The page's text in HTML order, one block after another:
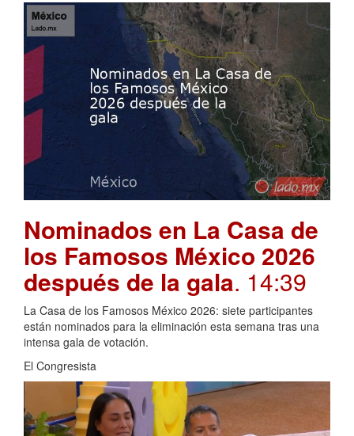
Nominados en La Casa de
los Famosos México 2026
después de la gala. 14:39
La Casa de los Famosos México 2026: siete participantes
están nominados para la eliminación esta semana tras una
intensa gala de votación.
El Congresista